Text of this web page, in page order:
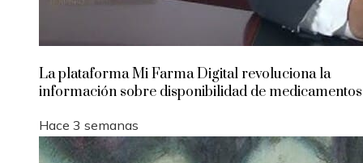
La plataforma Mi Farma Digital revoluciona la
información sobre disponibilidad de medicamentos
Hace 3 semanas